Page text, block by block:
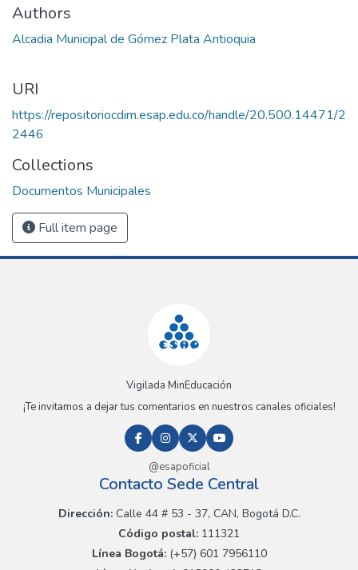
Authors
Alcadia Municipal de Gómez Plata Antioquia
URI
https://repositoriocdim.esap.edu.co/handle/20.500.14471/2
2446
Collections
Documentos Municipales
Full item page
Vigilada MinEducación
¡Te invitamos a dejar tus comentarios en nuestros canales oficiales!
@esapoficial
Contacto Sede Central
Dirección:Calle 44 # 53 - 37, CAN, Bogotá D.C.
Código postal: 111321
Línea Bogotá:(+57) 601 7956110